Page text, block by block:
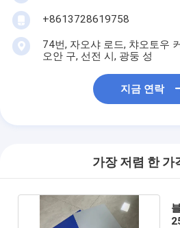
+8613728619758
74번, 자오샤 로드, 챠오토우
오안 구, 선전 시, 광둥 성
지금 연락
가장 저렴 한 가